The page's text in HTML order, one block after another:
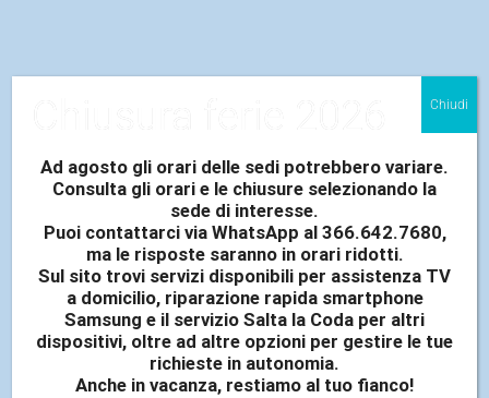
Ad agosto gli orari delle sedi potrebbero variare.
Consulta gli orari e le chiusure selezionando la
sede di interesse.
Puoi contattarci via WhatsApp al 366.642.7680,
ma le risposte saranno in orari ridotti.
Sul sito trovi servizi disponibili per assistenza TV
a domicilio, riparazione rapida smartphone
Samsung e il servizio Salta la Coda per altri
dispositivi, oltre ad altre opzioni per gestire le tue
richieste in autonomia.
Anche in vacanza, restiamo al tuo fianco!
Chiudi